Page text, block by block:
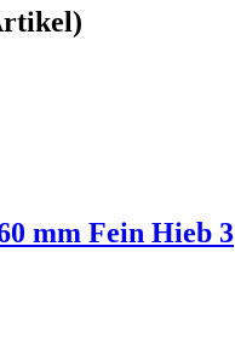
mm Fein Hieb 3